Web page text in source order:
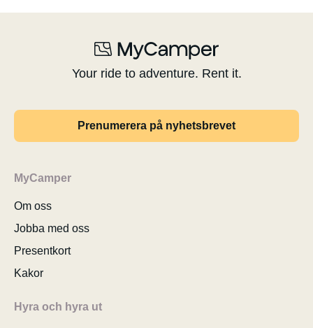
Your ride to adventure. Rent it.
Prenumerera på nyhetsbrevet
MyCamper
Om oss
Jobba med oss
Presentkort
Kakor
Hyra och hyra ut